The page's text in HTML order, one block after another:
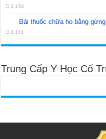
3,158
Bài thuốc chữa ho bằng
3,141
Trung Cấp Y Học Cổ